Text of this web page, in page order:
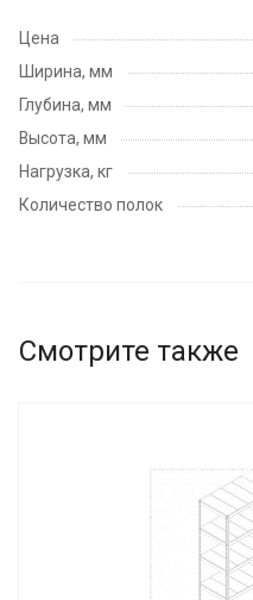
Цена
Ширина, мм
Глубина, мм
Высота, мм
Нагрузка, кг
Количество полок
Смотрите также